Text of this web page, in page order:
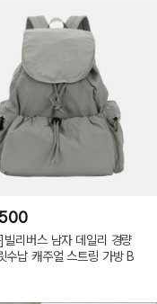
빌리버스 남자 데일리 경량
수납 캐주얼 스트링 가방 B